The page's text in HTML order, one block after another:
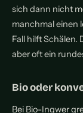
sich dann nicht
manchmal einen
Fall hilft Schälen.
aber oft ein
Bio oder
Bei Bio-Ingwer